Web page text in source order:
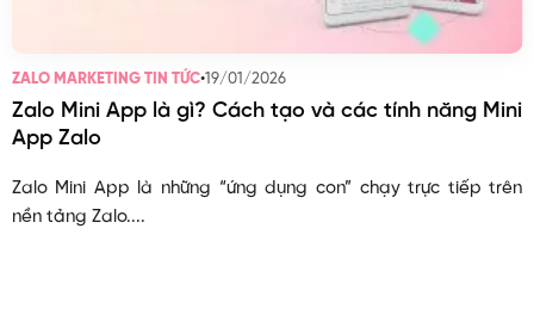
ZALO MARKETING TIN TỨC•19/01/2026
Zalo Mini App là gì? Cách tạo và các tính năng Mini
App Zalo
Zalo Mini App là những “ứng dụng con” chạy trực tiếp trên
nền tảng Zalo....